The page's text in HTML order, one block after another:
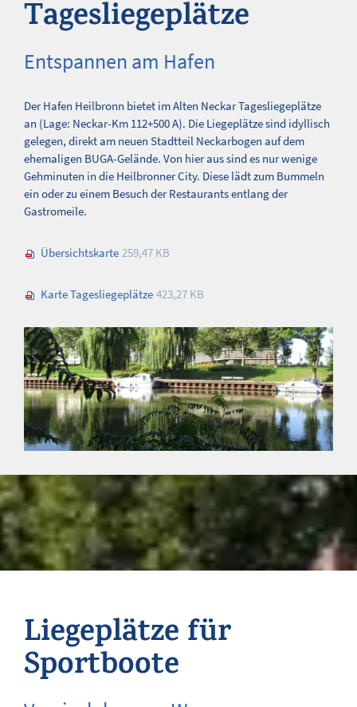
Tagesliegeplätze
Entspannen am Hafen
Der Hafen Heilbronn bietet im Alten Neckar Tagesliegeplätze
an (Lage: Neckar-Km 112+500 A). Die Liegeplätze sind idyllisch
gelegen, direkt am neuen Stadtteil Neckarbogen auf dem
ehemaligen BUGA-Gelände. Von hier aus sind es nur wenige
Gehminuten in die Heilbronner City. Diese lädt zum Bummeln
ein oder zu einem Besuch der Restaurants entlang der
Gastromeile.
Übersichtskarte 259,47 KB
Karte Tagesliegeplätze 423,27 KB
Liegeplätze für
Sportboote